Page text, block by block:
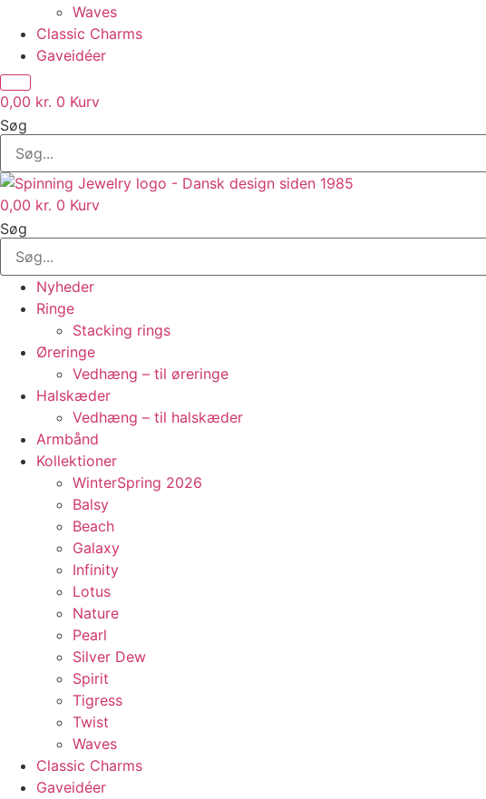
Waves
Classic Charms
Gaveidéer
0,00 kr. 0 Kurv
Søg
0,00 kr. 0 Kurv
Søg
Nyheder
Ringe
Stacking rings
Øreringe
Vedhæng – til øreringe
Halskæder
Vedhæng – til halskæder
Armbånd
Kollektioner
WinterSpring 2026
Balsy
Beach
Galaxy
Infinity
Lotus
Nature
Pearl
Silver Dew
Spirit
Tigress
Twist
Waves
Classic Charms
Gaveidéer